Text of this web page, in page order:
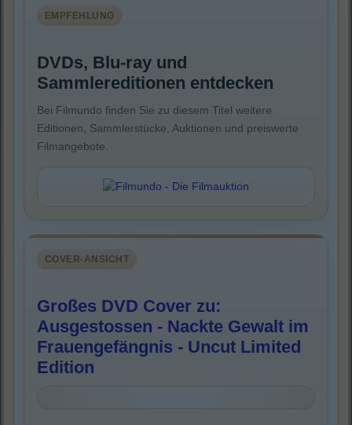
EMPFEHLUNG
DVDs, Blu-ray und
Sammlereditionen entdecken
Bei Filmundo finden Sie zu diesem Titel weitere
Editionen, Sammlerstücke, Auktionen und preiswerte
Filmangebote.
COVER-ANSICHT
Großes DVD Cover zu:
Ausgestossen - Nackte Gewalt im
Frauengefängnis - Uncut Limited
Edition